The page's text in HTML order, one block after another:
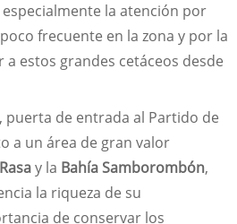
la atención por
frecuente en la zona y por la
estos grandes cetáceos desde
puerta de entrada al Partido de
a un área de gran valor
y la Bahía Samborombón,
la riqueza de su
de conservar los